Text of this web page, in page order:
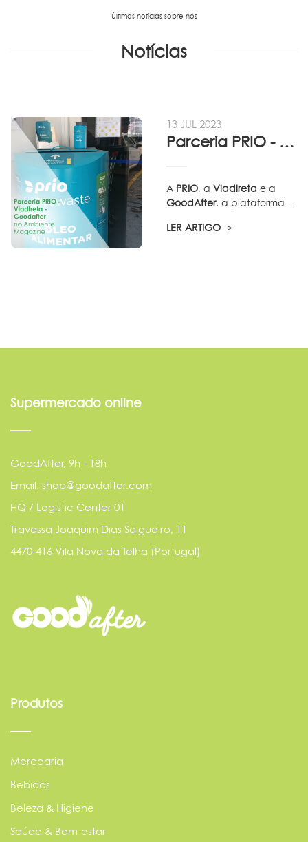
Últimas notícias sobre nós
Notícias
13 JUL 2023
Parceria PRIO - Viadireta - Goodafter...
A PRIO, aViadireta e a
GoodAfter, a plataforma ...
LER ARTIGO
Supermercado online
GoodAfter, 9h - 18h
Email: shop@goodafter.com
HQ / Logistic Center 01
Travessa Joaquim Dias Salgueiro, 11
4470-416 Vila Nova da Telha (Portugal)
Produtos
Mercearia
Bebidas
Beleza & Higiene
Saúde & Bem-estar